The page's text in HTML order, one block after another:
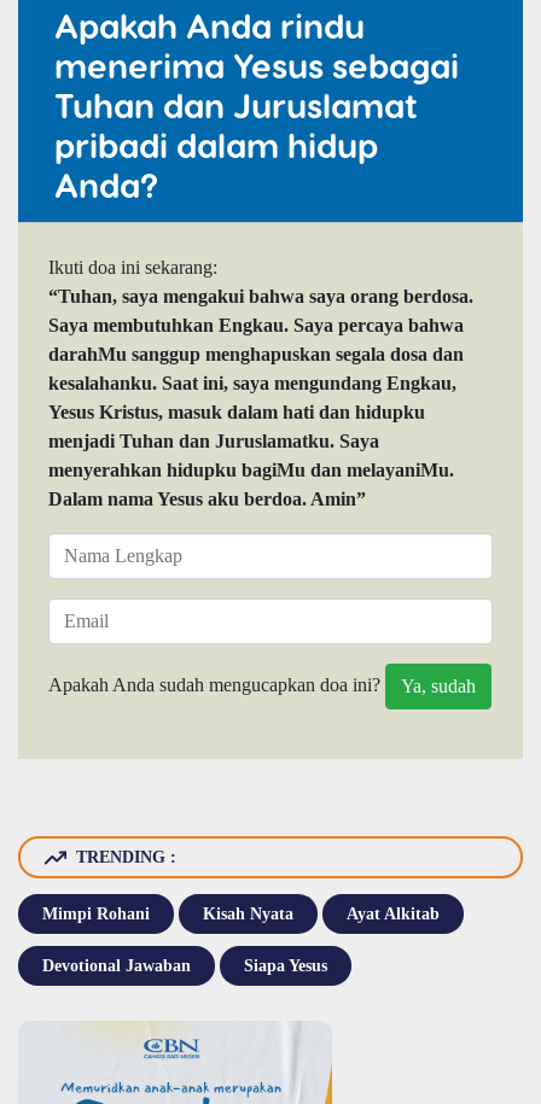
Apakah Anda rindu
menerima Yesus sebagai
Tuhan dan Juruslamat
pribadi dalam hidup
Anda?
Ikuti doa ini sekarang:
“Tuhan, saya mengakui bahwa saya orang berdosa.
Saya membutuhkan Engkau. Saya percaya bahwa
darahMu sanggup menghapuskan segala dosa dan
kesalahanku. Saat ini, saya mengundang Engkau,
Yesus Kristus, masuk dalam hati dan hidupku
menjadi Tuhan dan Juruslamatku. Saya
menyerahkan hidupku bagiMu dan melayaniMu.
Dalam nama Yesus aku berdoa. Amin”
Apakah Anda sudah mengucapkan doa ini?
TRENDING :
Mimpi Rohani Kisah Nyata Ayat Alkitab
Devotional Jawaban Siapa Yesus